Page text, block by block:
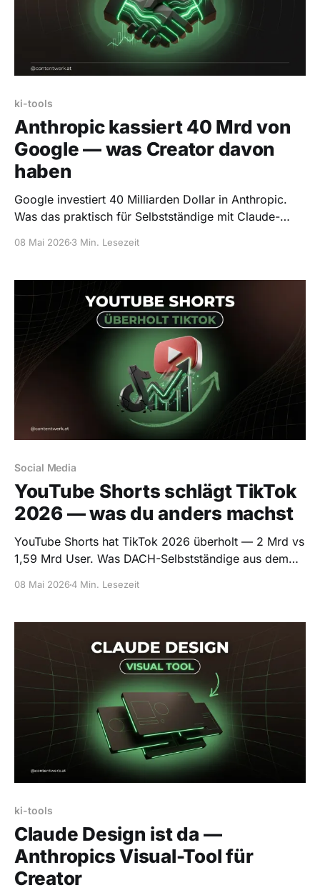
ki-tools
Anthropic kassiert 40 Mrd von
Google — was Creator davon
haben
Google investiert 40 Milliarden Dollar in Anthropic.
Was das praktisch für Selbstständige mit Claude-
08 Mai 20263 Min. Lesezeit
Social Media
YouTube Shorts schlägt TikTok
2026 — was du anders machst
YouTube Shorts hat TikTok 2026 überholt — 2 Mrd vs
1,59 Mrd User. Was DACH-Selbstständige aus dem
08 Mai 20264 Min. Lesezeit
ki-tools
Claude Design ist da —
Anthropics Visual-Tool für
Creator